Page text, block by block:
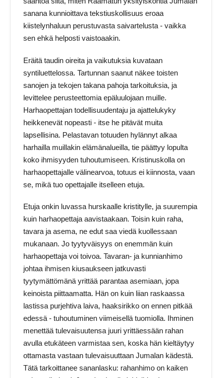
sanana kunnioittava tekstiuskollisuus eroaa
kiistelynhaluun perustuvasta saivartelusta - vaikka
sen ehkä helposti vaistoaakin.
Eräitä taudin oireita ja vaikutuksia kuvataan
syntiluettelossa. Tartunnan saanut näkee toisten
sanojen ja tekojen takana pahoja tarkoituksia, ja
levittelee perusteettomia epäluulojaan muille.
Harhaopettajan todellisuudentaju ja ajattelukyky
heikkenevät nopeasti - itse he pitävät muita
lapsellisina. Pelastavan totuuden hylännyt alkaa
harhailla muillakin elämänalueilla, tie päättyy lopulta
koko ihmisyyden tuhoutumiseen. Kristinuskolla on
harhaopettajalle välinearvoa, totuus ei kiinnosta, vaan
se, mikä tuo opettajalle itselleen etuja.
Etuja onkin luvassa hurskaalle kristitylle, ja suurempia
kuin harhaopettaja aavistaakaan. Toisin kuin raha,
tavara ja asema, ne edut saa viedä kuollessaan
mukanaan. Jo tyytyväisyys on enemmän kuin
harhaopettaja voi toivoa. Tavaran- ja kunnianhimo
johtaa ihmisen kiusaukseen jatkuvasti
tyytymättömänä yrittää parantaa asemiaan, jopa
keinoista piittaamatta. Hän on kuin liian raskaassa
lastissa purjehtiva laiva, haaksirikko on ennen pitkää
edessä - tuhoutuminen viimeisellä tuomiolla. Ihminen
menettää tulevaisuutensa juuri yrittäessään rahan
avulla etukäteen varmistaa sen, koska hän kieltäytyy
ottamasta vastaan tulevaisuuttaan Jumalan kädestä.
Tätä tarkoittanee sananlasku: rahanhimo on kaiken